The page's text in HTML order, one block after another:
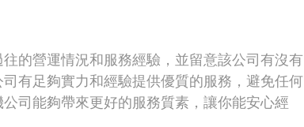
的營運情況和服務經驗，並留意該公司有沒有
有足夠實力和經驗提供優質的服務，避免任何
司能夠帶來更好的服務質素，讓你能安心經